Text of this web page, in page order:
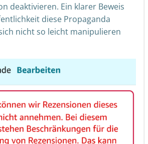
deaktivieren. Ein klarer Beweis
diese Propaganda
nicht so leicht manipulieren